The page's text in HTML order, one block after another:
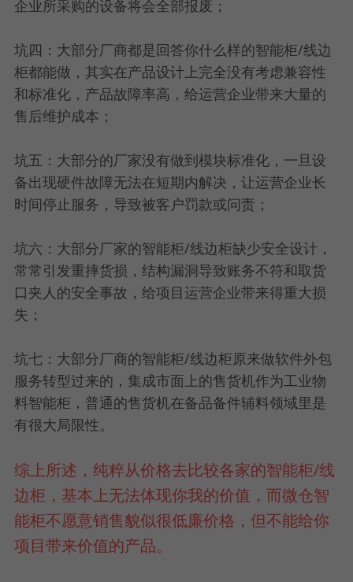
企业所采购的设备将会全部报废；
坑四：大部分厂商都是回答你什么样的智能柜/线边
柜都能做，其实在产品设计上完全没有考虑兼容性
和标准化，产品故障率高，给运营企业带来大量的
售后维护成本；
坑五：大部分的厂家没有做到模块标准化，一旦设
备出现硬件故障无法在短期内解决，让运营企业长
时间停止服务，导致被客户罚款或问责；
坑六：大部分厂家的智能柜/线边柜缺少安全设计，
常常引发重摔货损，结构漏洞导致账务不符和取货
口夹人的安全事故，给项目运营企业带来得重大损
失；
坑七：大部分厂商的智能柜/线边柜原来做软件外包
服务转型过来的，集成市面上的售货机作为工业物
料智能柜，普通的售货机在备品备件辅料领域里是
有很大局限性。
综上所述，纯粹从价格去比较各家的智能柜/线
边柜，基本上无法体现你我的价值，而微仓智
能柜不愿意销售貌似很低廉价格，但不能给你
项目带来价值的产品。